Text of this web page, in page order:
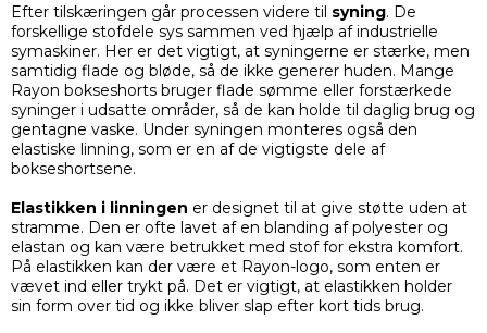
Efter tilskæringen går processen videre til syning. De
forskellige stofdele sys sammen ved hjælp af industrielle
symaskiner. Her er det vigtigt, at syningerne er stærke, men
samtidig flade og bløde, så de ikke generer huden. Mange
Rayon bokseshorts bruger flade sømme eller forstærkede
syninger i udsatte områder, så de kan holde til daglig brug og
gentagne vaske. Under syningen monteres også den
elastiske linning, som er en af de vigtigste dele af
bokseshortsene.
Elastikken i linningen er designet til at give støtte uden at
stramme. Den er ofte lavet af en blanding af polyester og
elastan og kan være betrukket med stof for ekstra komfort.
På elastikken kan der være et Rayon-logo, som enten er
vævet ind eller trykt på. Det er vigtigt, at elastikken holder
sin form over tid og ikke bliver slap efter kort tids brug.